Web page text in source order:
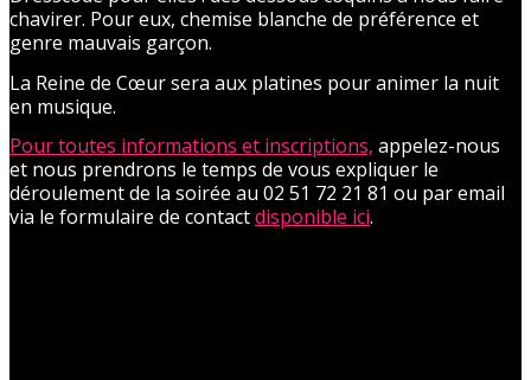
chavirer. Pour eux, chemise blanche de préférence et
genre mauvais garçon.
La Reine de Cœur sera aux platines pour animer la nuit
en musique.
Pour toutes informations et inscriptions, appelez-nous
et nous prendrons le temps de vous expliquer le
déroulement de la soirée au 02 51 72 21 81 ou par email
via le formulaire de contactdisponible ici.